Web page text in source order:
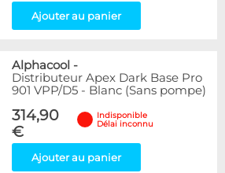
Ajouter au panier
Alphacool -
Distributeur Apex Dark Base Pro
901 VPP/D5 - Blanc (Sans pompe)
314,90
€
Indisponible
Délai inconnu
Ajouter au panier